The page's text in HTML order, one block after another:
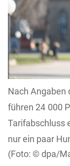
Nach Angaben
führen 24 000
Tarifabschluss
nur ein paar
dpa/